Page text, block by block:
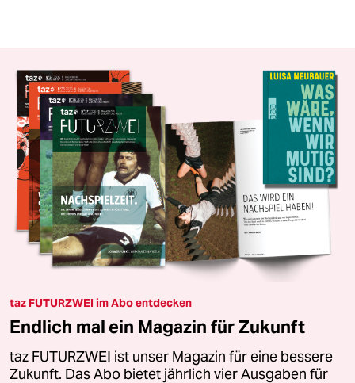
taz FUTURZWEI im Abo entdecken
Endlich mal ein Magazin für Zukunft
taz FUTURZWEI ist unser Magazin für eine bessere
Zukunft. Das Abo bietet jährlich vier Ausgaben für